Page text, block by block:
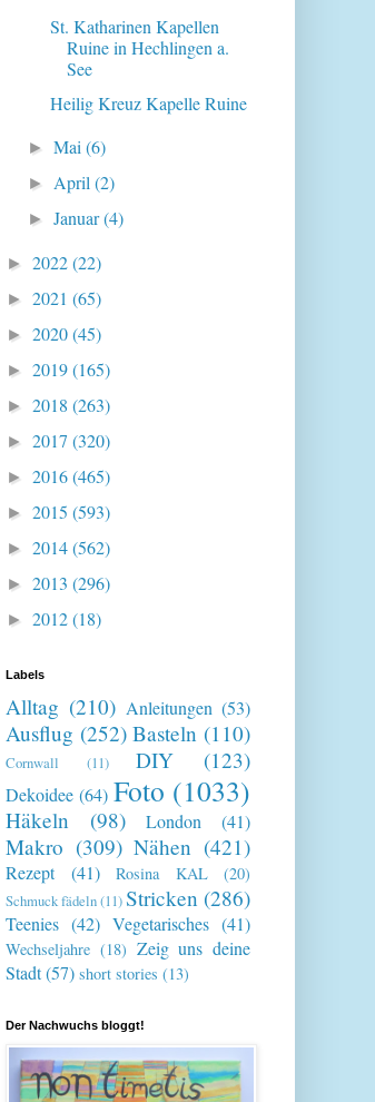
St. Katharinen Kapellen
Ruine in Hechlingen a.
See
Heilig Kreuz Kapelle Ruine
►Mai(6)
► April(2)
►Januar(4)
► 2022(22)
► 2021 (65)
► 2020(45)
► 2019(165)
► 2018 (263)
► 2017 (320)
► 2016(465)
► 2015 (593)
► 2014(562)
► 2013 (296)
► 2012(18)
Labels
Alltag (210) Anleitungen (53)
Ausflug (252) Basteln (110)
Cornwall (11) DIY (123)
Dekoidee (64) Foto (1033)
Häkeln (98) London (41)
Makro (309) Nähen (421)
Rezept (41) Rosina KAL (20)
Schmuck fädeln(11)Stricken (286)
Teenies (42) Vegetarisches (41)
Wechseljahre (18) Zeig uns deine
Stadt(57) short stories (13)
Der Nachwuchs bloggt!